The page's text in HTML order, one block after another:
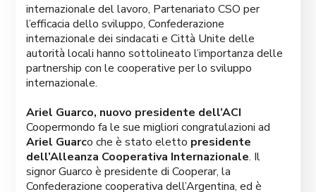
internazionale del lavoro, Partenariato CSO per
l’efficacia dello sviluppo, Confederazione
internazionale dei sindacati e Città Unite delle
autorità locali hanno sottolineato l’importanza delle
partnership con le cooperative per lo sviluppo
internazionale.
Ariel Guarco, nuovo presidente dell’ACI
Coopermondo fa le sue migliori congratulazioni ad
Ariel Guarco che è stato eletto presidente
dell’Alleanza Cooperativa Internazionale. Il
signor Guarco è presidente di Cooperar, la
Confederazione cooperativa dell’Argentina, ed è